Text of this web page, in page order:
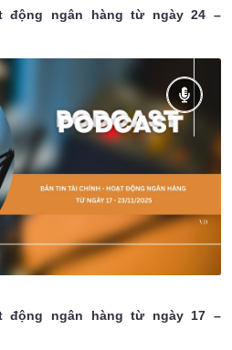
ngân hàng từ ngày 24 –
ngân hàng từ ngày 17 –